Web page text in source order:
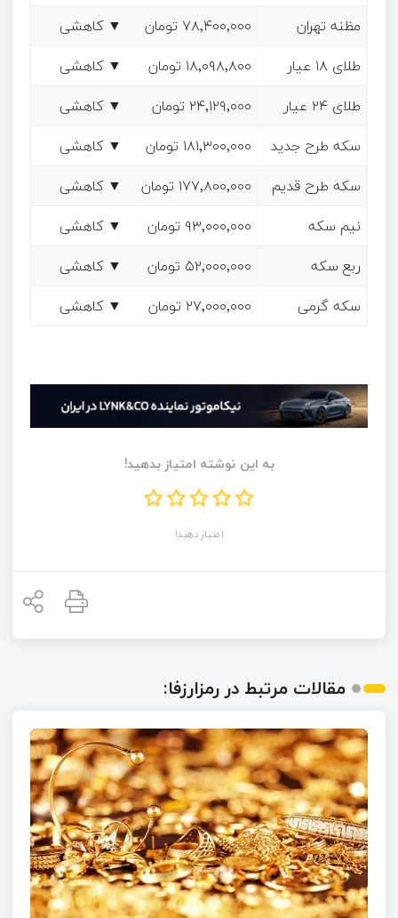
مظنه تهران
۷۸٬۴۰۰٬۰۰۰ تومان
▼ کاهشی
طلای ۱۸ عیار
۱۸٬۰۹۸٬۸۰۰ تومان
▼ کاهشی
طلای ۲۴ عیار
۲۴٬۱۲۹٬۰۰۰ تومان
▼ کاهشی
سکه طرح جدید
۱۸۱٬۳۰۰٬۰۰۰ تومان
▼ کاهشی
سکه طرح قدیم
۱۷۷٬۸۰۰٬۰۰۰ تومان
▼ کاهشی
نیم سکه
۹۳٬۰۰۰٬۰۰۰ تومان
▼ کاهشی
ربع سکه
۵۲٬۰۰۰٬۰۰۰ تومان
▼ کاهشی
سکه گرمی
۲۷٬۰۰۰٬۰۰۰ تومان ▼ کاهشی
به این نوشته امتیاز بدهید!
امتیاز دهید!
مقالات مرتبط در رمزارزفا: